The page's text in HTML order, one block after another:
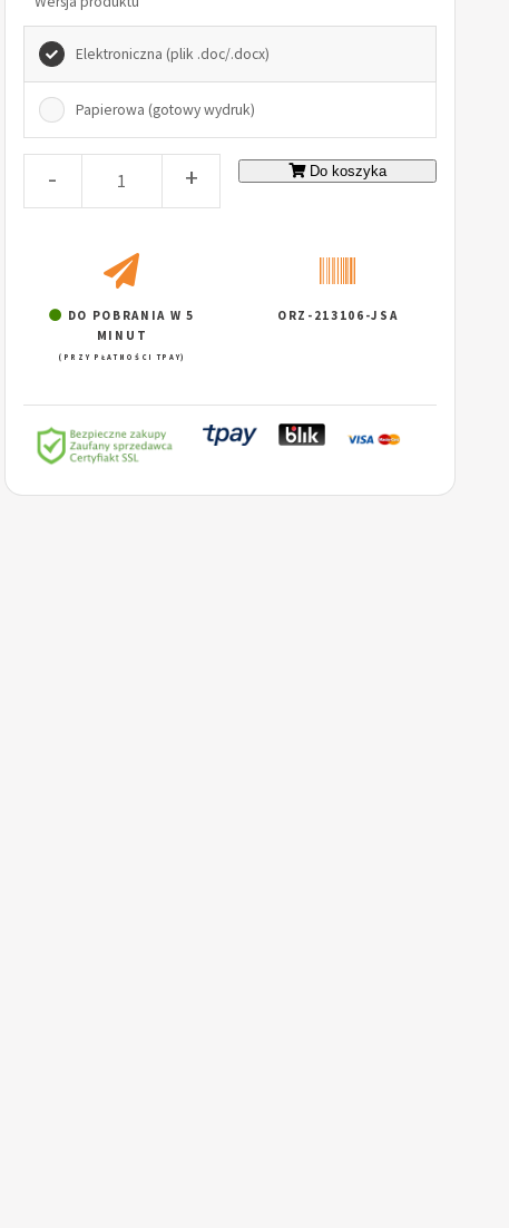
Elektroniczna (plik .doc/.docx)
Papierowa (gotowy wydruk)
- + Do koszyka
DO POBRANIA W 5
MINUT
(PRZY PŁATNOŚCI TPAY)
ORZ-213106-JSA